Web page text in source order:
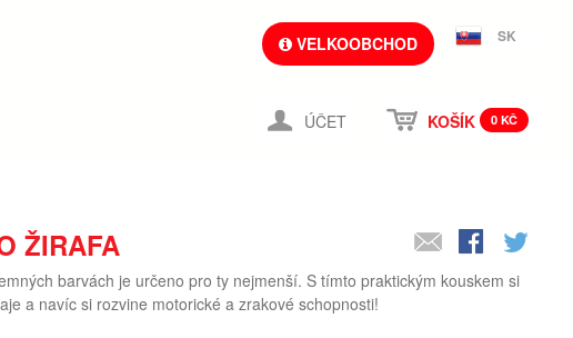
VELKOOBCHOD SK
ÚČET KOŠÍK 0 KČ
ŽIRAFA
barvách je určeno pro ty nejmenší. S tímto praktickým kouskem si
a navíc si rozvine motorické a zrakové schopnosti!